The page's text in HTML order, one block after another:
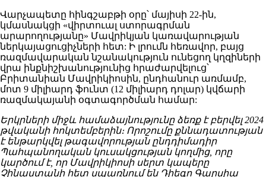
Վարչապետը հինգշաբթի օրը՝ մայիսի 22-ին,
կմասնակցի «վիրտուալ ստորագրման
արարողությանը» Մավրիկյան կառավարության
ներկայացուցիչների հետ: Ի լրումն հեռավոր, բայց
ռազմավարական նշանակություն ունեցող կղզիների
վրա ինքնիշխանությունից հրաժարվելուց՝
Բրիտանիան Մավրիկիոսին, ընդհանուր առմամբ,
մոտ 9 միլիարդ ֆունտ (12 միլիարդ դոլար) կվճարի
ռազմակայանի օգտագործման համար:
Երկրների միջև համաձայնությունը ձեռք է բերվել 2024
թվականի հոկտեմբերին։ Որոշումը քննադատության
է ենթարկվել թագավորության ընդդիմադիր
Պահպանողական կուսակցության կողմից, որը
կարծում է, որ Մավրիկիոսի սերտ կապերը
Չինաստանի հետ սպառնում են Դիեգո Գարսիա